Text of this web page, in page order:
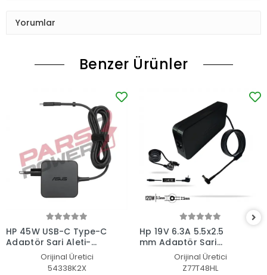
Yorumlar
Benzer Ürünler
HP 45W USB-C Type-C
Adaptör Şarj Aleti-
Orijinal Üretici
54338K2X
Hp 19V 6.3A 5.5x2.5
mm Adaptör Şarj
Aleti-CihazıOrijinal Üretici
Z77T48HL